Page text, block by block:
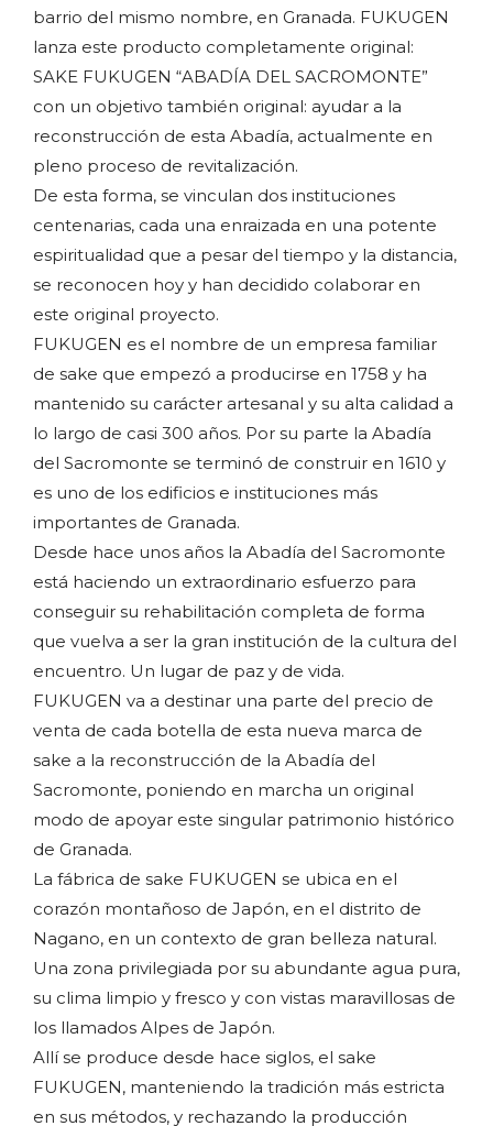
barrio del mismo nombre, en Granada. FUKUGEN
lanza este producto completamente original:
SAKE FUKUGEN “ABADÍA DEL SACROMONTE”
con un objetivo también original: ayudar a la
reconstrucción de esta Abadía, actualmente en
pleno proceso de revitalización.
De esta forma, se vinculan dos instituciones
centenarias, cada una enraizada en una potente
espiritualidad que a pesar del tiempo y la distancia,
se reconocen hoy y han decidido colaborar en
este original proyecto.
FUKUGEN es el nombre de un empresa familiar
de sake que empezó a producirse en 1758 y ha
mantenido su carácter artesanal y su alta calidad a
lo largo de casi 300 años. Por su parte la Abadía
del Sacromonte se terminó de construir en 1610 y
es uno de los edificios e instituciones más
importantes de Granada.
Desde hace unos años la Abadía del Sacromonte
está haciendo un extraordinario esfuerzo para
conseguir su rehabilitación completa de forma
que vuelva a ser la gran institución de la cultura del
encuentro. Un lugar de paz y de vida.
FUKUGEN va a destinar una parte del precio de
venta de cada botella de esta nueva marca de
sake a la reconstrucción de la Abadía del
Sacromonte, poniendo en marcha un original
modo de apoyar este singular patrimonio histórico
de Granada.
La fábrica de sake FUKUGEN se ubica en el
corazón montañoso de Japón, en el distrito de
Nagano, en un contexto de gran belleza natural.
Una zona privilegiada por su abundante agua pura,
su clima limpio y fresco y con vistas maravillosas de
los llamados Alpes de Japón.
Allí se produce desde hace siglos, el sake
FUKUGEN, manteniendo la tradición más estricta
en sus métodos, y rechazando la producción